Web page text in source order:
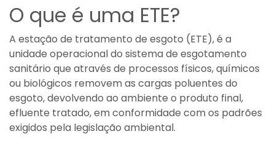
O que é uma ETE?
A estação de tratamento de esgoto (ETE), é a
unidade operacional do sistema de esgotamento
sanitário que através de processos físicos, químicos
ou biológicos removem as cargas poluentes do
esgoto, devolvendo ao ambiente o produto final,
efluente tratado, em conformidade com os padrões
exigidos pela legislação ambiental.